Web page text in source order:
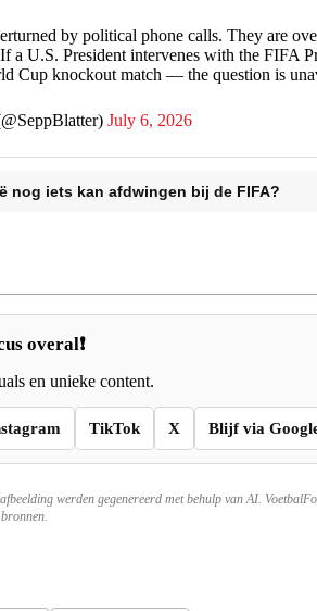
by political phone calls. They are
a U.S. President intervenes with the FIFA
Cup knockout match — the question is
July 6, 2026
nog iets kan afdwingen bij de FIFA?
overal❗
en unieke content.
TikTok X Blijf via
werden gegenereerd met behulp van AI.